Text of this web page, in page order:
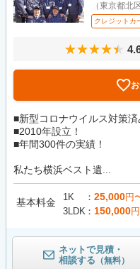
（東京都北
クレジットカ
■新型コロナウイルス対策済
■2010年設立！
■年間300件の実績！
私たち横浜ベスト遺...
基本料金 1K 25,000円
3LDK
150,000
ネットで見積・
相談する （無料）